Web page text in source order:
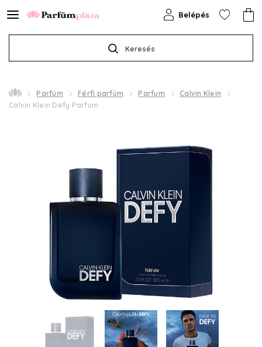
Keresés
Belépés
Parfüm Férfi parfüm Parfum
Calvin Klein
Calvin Klein Defy Parfum